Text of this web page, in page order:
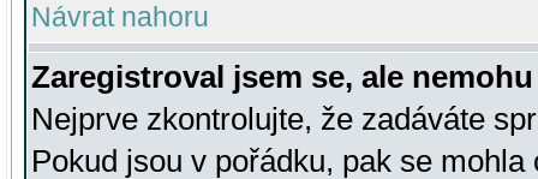
Návrat nahoru
Zaregistroval jsem se, ale
Nejprve zkontrolujte, že zadáváte
Pokud jsou v pořádku, pak se